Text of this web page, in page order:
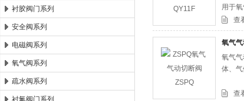
衬胶阀门系列
安全阀系列
电磁阀系列
氧气阀系列
疏水阀系列
衬氟阀门系列
用于
查
氧气
氧气
体、气
查